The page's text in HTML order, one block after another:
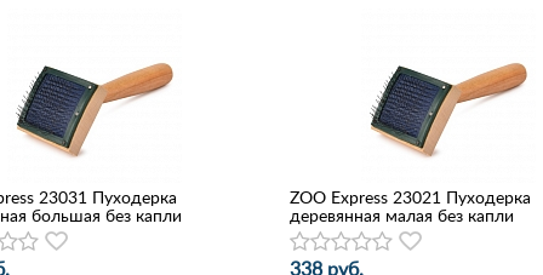
23031 Пуходерка
большая без капли
ZOO Express 23021 Пуходерка
деревянная малая без капли
338 руб.